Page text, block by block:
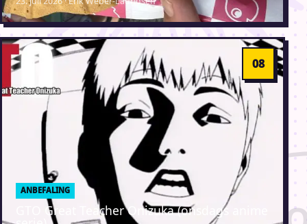
ANBEFALING
GTO Great Teacher Onizuka (onsdags anime